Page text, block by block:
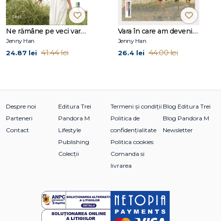
Ne rămâne pe veci vara (seria Vara, vol. 3)
Jenny Han
24.87 lei 41.44 lei
Vara în care am devenit frumoasă (seria Vara, vol. 1)
Jenny Han
26.4 lei 44.00 lei
Despre noi
Parteneri
Contact
Editura Trei
Pandora M
Lifestyle
Publishing
Colecții
Termeni și condiții
Politica de
confidențialitate
Politica cookies
Comanda si
livrarea
Blog Editura Trei
Blog Pandora M
Newsletter